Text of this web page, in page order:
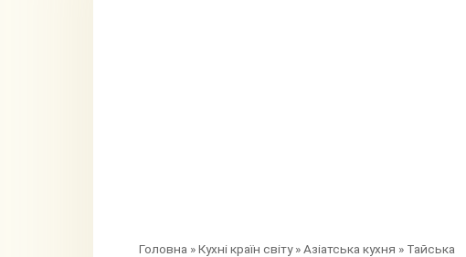
Головна »Кухні країн світу»Азіатська кухня » Тайська